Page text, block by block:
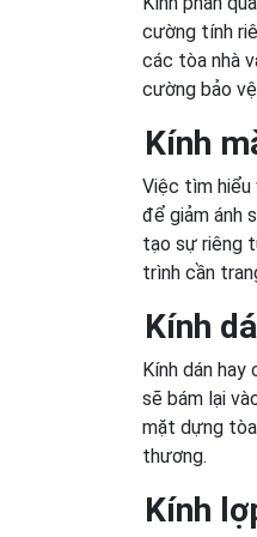
cường tính
các tòa nhà
cường bảo
Kính
Việc tìm hiểu
để giảm ánh
tạo sự riêng
trình cần
Kính
Kính dán
sẽ bám lại
mặt dựng
thương.
Kính